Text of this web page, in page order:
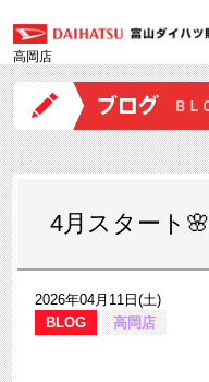
高岡店
4月スタート🌸
2026年04月11日(土)
BLOG
高岡店